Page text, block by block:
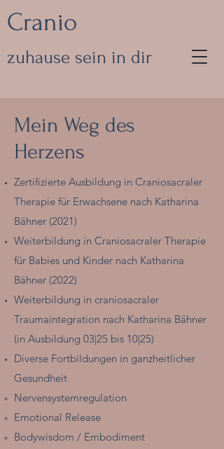
Cranio
zuhause sein in dir
Mein Weg des
Herzens
Zertifizierte Ausbildung in Craniosacraler
Therapie für Erwachsene nach Katharina
Bähner (2021)​​
Weiterbildung in Craniosacraler Therapie
für Babies und Kinder nach Katharina
Bähner (2022)
Weiterbildung in craniosacraler
Traumaintegration nach Katharina Bähner
(in Ausbildung 03|25 bis 10|25)
Diverse Fortbildungen in ganzheitlicher
Gesundheit
Nervensystemregulation
Emotional Release
Bodywisdom / Embodiment